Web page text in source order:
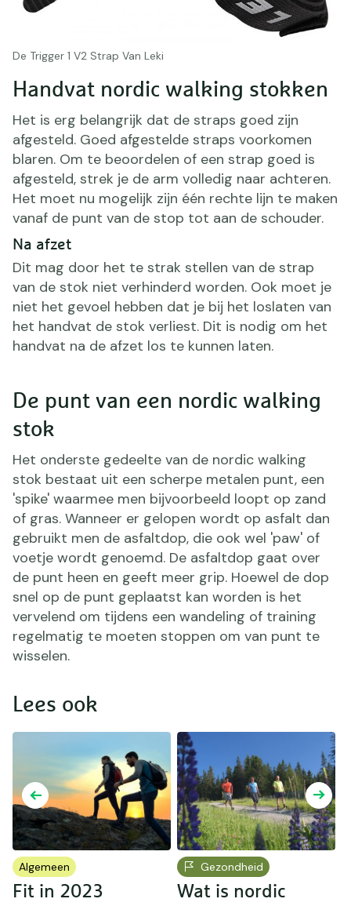
Handvat nordic walking stokken
Het is erg belangrijk dat de straps goed zijn
afgesteld. Goed afgestelde straps voorkomen
blaren. Om te beoordelen of een strap goed is
afgesteld, strek je de arm volledig naar achteren.
Het moet nu mogelijk zijn één rechte lijn te maken
vanaf de punt van de stop tot aan de schouder.
Na afzet
Dit mag door het te strak stellen van de strap
van de stok niet verhinderd worden. Ook moet je
niet het gevoel hebben dat je bij het loslaten van
het handvat de stok verliest. Dit is nodig om het
handvat na de afzet los te kunnen laten.
De Trigger 1 V2 Strap Van Leki
De punt van een nordic walking
stok
Het onderste gedeelte van de nordic walking
stok bestaat uit een scherpe metalen punt, een
'spike' waarmee men bijvoorbeeld loopt op zand
of gras. Wanneer er gelopen wordt op asfalt dan
gebruikt men de asfaltdop, die ook wel 'paw' of
voetje wordt genoemd. De asfaltdop gaat over
de punt heen en geeft meer grip. Hoewel de dop
snel op de punt geplaatst kan worden is het
vervelend om tijdens een wandeling of training
regelmatig te moeten stoppen om van punt te
wisselen.
Lees ook
Algemeen
Fit in 2023
Gezondheid
Wat is nordic